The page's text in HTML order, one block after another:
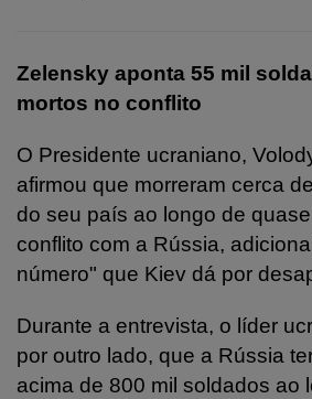
Zelensky aponta 55 mil
mortos no conflito
O Presidente ucraniano,
afirmou que morreram cerca
do seu país ao longo de
conflito com a Rússia,
número" que Kiev dá por
Durante a entrevista, o líder
por outro lado, que a Rússia
acima de 800 mil soldados ao